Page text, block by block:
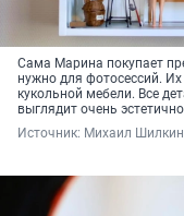
Сама Марина покупает
нужно для фотосессий.
кукольной мебели. Все
выглядит очень эстетично
Источник: Михаил Шилкин